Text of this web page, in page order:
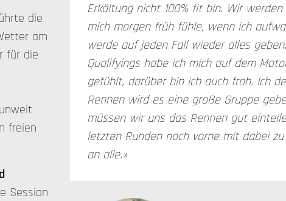
die
am
für die
freien
Session
Erkältung nicht 100% fit bin. Wir
mich morgen früh fühle, wenn ich
werde auf jeden Fall wieder alles
Qualifyings habe ich mich auf dem
gefühlt, darüber bin ich auch froh. Ich
Rennen wird es eine große Gruppe
müssen wir uns das Rennen gut
letzten Runden noch vorne mit dabei
an alle.»